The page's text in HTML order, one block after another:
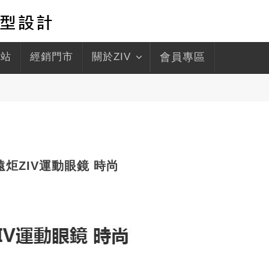
經銷門市 關於ZIV 會員專區
ZIV運動眼鏡 時尚